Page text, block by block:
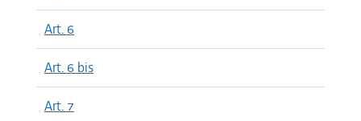
Art. 6
Art. 6 bis
Art. 7